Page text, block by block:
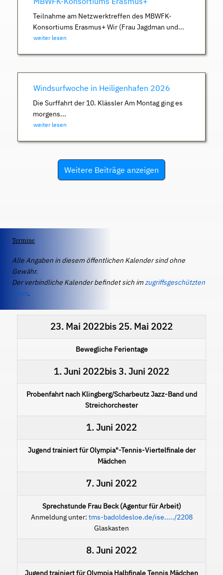
Teilnahme am Netzwerktreffen des MBWFK-
Konsortiums Erasmus+ Wir (Frau Jagdman und...
weiter lesen
Windsurfwoche in Heiligenhafen 2026
Die Surffahrt der 10. Klässler Am Montag ging es
morgens...
weiter lesen
Weitere Beiträge anzeigen
Termine
Alle Angaben in diesem öffentlichen Kalender sind ohne
Gewähr.
Der verbindliche Kalender befindet sich imzugriffsgeschützten
IServ.
23. Mai 2022bis 25. Mai 2022
Bewegliche Ferientage
1. Juni 2022bis3. Juni 2022
Probenfahrt nach Klingberg/Scharbeutz Jazz-Band und
Streichorchester
1. Juni 2022
Jugend trainiert für Olympia"-Tennis-Viertelfinale der
Mädchen
7. Juni 2022
Sprechstunde Frau Beck (Agentur für Arbeit)
Anmeldung unter: tms-badoldesloe.de/ise...../2208
Glaskasten
8. Juni 2022
Jugend trainiert für Olympia Halbfinale Tennis Mädchen